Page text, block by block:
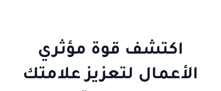
اكتشف قوة مؤثري
الأعمال لتعزيز علامتك